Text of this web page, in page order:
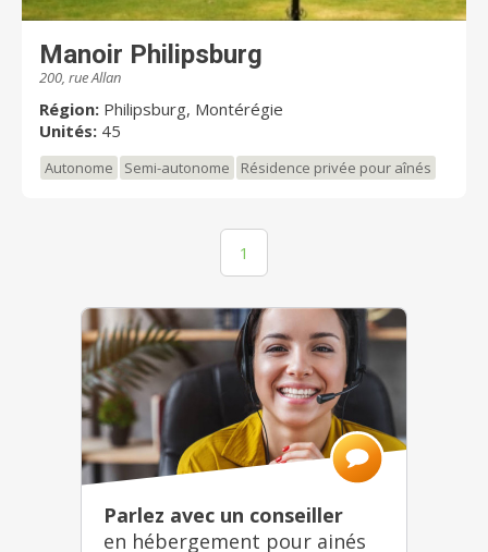
Manoir Philipsburg
200, rue Allan
Région: Philipsburg, Montérégie
Unités: 45
Autonome Semi-autonome Résidence privée pour aînés
1
Parlez avec un conseiller
en hébergement pour ainés